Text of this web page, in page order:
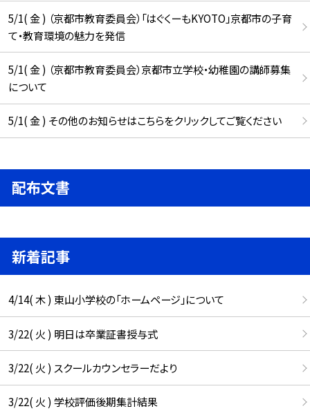
5/1( 金 ) （京都市教育委員会）「はぐくーもKYOTO」京都市の子育
て・教育環境の魅力を発信
5/1( 金 ) （京都市教育委員会）京都市立学校・幼稚園の講師募集
について
5/1( 金 ) その他のお知らせはこちらをクリックしてご覧ください
配布文書
新着記事
4/14( 木 ) 東山小学校の「ホームページ」について
3/22( 火 ) 明日は卒業証書授与式
3/22( 火 ) スクールカウンセラーだより
3/22( 火 ) 学校評価後期集計結果